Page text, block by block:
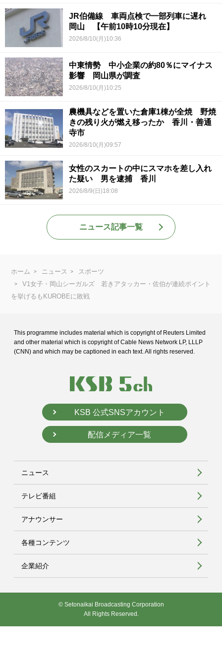
JR伯備線 車両点検で一部列車に遅れ
岡山 【午前10時10分現在】
2026/8/10(月)10:36
中東情勢 中小企業の約80％にマイナス
影響 岡山県が調査
2026/8/10(月)10:25
農機具などを置いた倉庫1棟が全焼 野焼
きの残り火が燃え移ったか 香川・善通
寺市
2026/8/10(月)09:57
女性のスカートの中にスマホを差し入れ
た疑い 男を逮捕 香川
2026/8/9(日)18:08
ニュース記事一覧
ホーム ニュース
スポーツ
V1女子・岡山シーガルズ 若きアタッカー・佐伯が連続ポイント
を挙げるもKUROBEに敗戦
This programme includes material which is copyright of Reuters Limited
and other material which is copyright of Cable News Network LP, LLLP
(CNN) and which may be captioned in each text. All rights reserved.
KSB 公式SNSアカウント
配信メディア一覧
ニュース
テレビ番組
アナウンサー
各種コンテンツ
企業紹介
© Setonaikai Broadcasting Corporation
All Rights Reserved.